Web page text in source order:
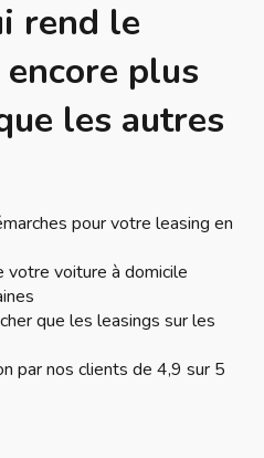
rend le
plus
les autres
pour votre leasing en
votre voiture à domicile
que les leasings sur les
par nos clients de 4,9 sur 5